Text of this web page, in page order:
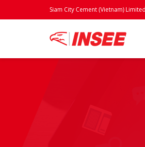
Siam City Cement (Vietnam) Limited